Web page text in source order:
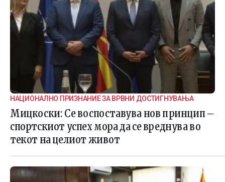
НАЦИОНАЛНО ПРИЗНАНИЕ ЗА ВРВНИ ДОСТИГНУВАЊА
Мицкоски: Се воспоставува нов принцип –
спортскиот успех мора да се вреднува во
текот на целиот живот